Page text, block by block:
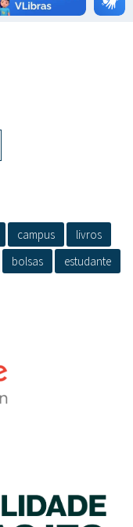
campus
livros
bolsas
estudante